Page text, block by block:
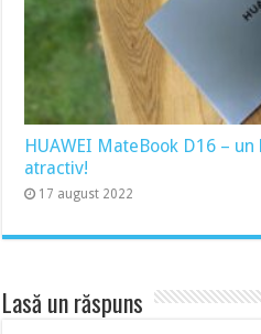
HUAWEI MateBook D16 –
atractiv!
17 august 2022
Lasă un răspuns